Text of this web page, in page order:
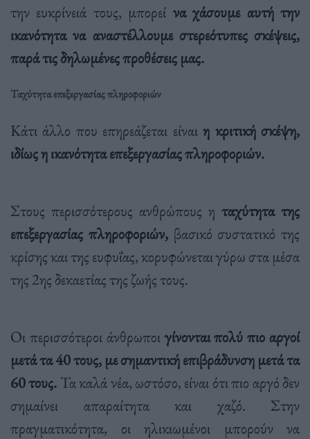
την ευκρίνειά τους, μπορεί να χάσουμε αυτή την
ικανότητα να αναστέλλουμε στερεότυπες σκέψεις,
παρά τις δηλωμένες προθέσεις μας.
Ταχύτητα επεξεργασίας πληροφοριών
Κάτι άλλο που επηρεάζεται είναιη κριτική σκέψη,
ιδίως η ικανότητα επεξεργασίας πληροφοριών.
Στους περισσότερους ανθρώπους η ταχύτητα της
επεξεργασίας πληροφοριών,βασικό συστατικό της
κρίσης και της ευφυΐας, κορυφώνεται γύρω στα μέσα
της 2ης δεκαετίας της ζωής τους.
Οι περισσότεροι άνθρωποιγίνονται πολύ πιο αργοί
μετά τα 40 τους, με σημαντική επιβράδυνση μετά τα
60 τους. Τα καλά νέα, ωστόσο, είναι ότι πιο αργό δεν
σημαίνει απαραίτητα και χαζό. Στην
πραγματικότητα, οι ηλικιωμένοι μπορούν να